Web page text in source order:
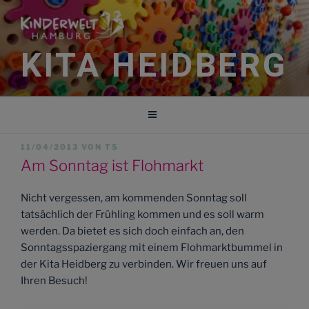
Zum
Inhalt
springen
KITA HEIDBERG
VERÖFFENTLICHT
AM
11/04/2013 VON TS
Am Sonntag ist Flohmarkt
Nicht vergessen, am kommenden Sonntag soll
tatsächlich der Frühling kommen und es soll warm
werden. Da bietet es sich doch einfach an, den
Sonntagsspaziergang mit einem Flohmarktbummel in
der Kita Heidberg zu verbinden. Wir freuen uns auf
Ihren Besuch!